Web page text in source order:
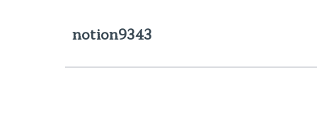
notion9343